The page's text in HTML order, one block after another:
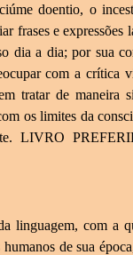
doentio, o
frases e expressões
dia a dia; por sua
com a crítica
tratar de maneira
os limites da
LIVRO
linguagem, com a
de sua